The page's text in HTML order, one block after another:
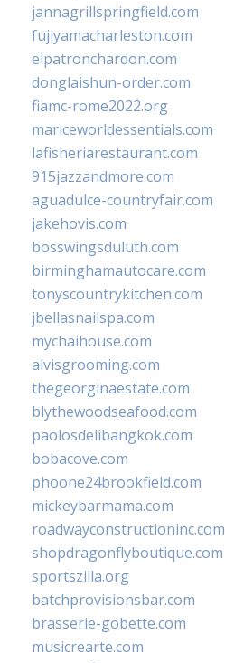
jannagrillspringfield.com
fujiyamacharleston.com
elpatronchardon.com
donglaishun-order.com
fiamc-rome2022.org
mariceworldessentials.com
lafisheriarestaurant.com
915jazzandmore.com
aguadulce-countryfair.com
jakehovis.com
bosswingsduluth.com
birminghamautocare.com
tonyscountrykitchen.com
jbellasnailspa.com
mychaihouse.com
alvisgrooming.com
thegeorginaestate.com
blythewoodseafood.com
paolosdelibangkok.com
bobacove.com
phoone24brookfield.com
mickeybarmama.com
roadwayconstructioninc.com
shopdragonflyboutique.com
sportszilla.org
batchprovisionsbar.com
brasserie-gobette.com
musicrearte.com